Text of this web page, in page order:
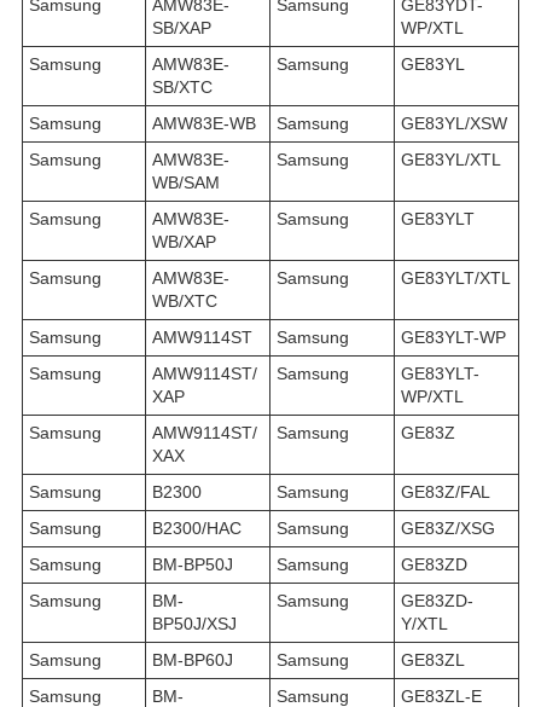
Samsung
AMW83E-
SB/XAP
Samsung
GE83YDT-
WP/XTL
Samsung
AMW83E-
SB/XTC
Samsung GE83YL
Samsung AMW83E-WB Samsung
GE83YL/XSW
Samsung
AMW83E-
WB/SAM
Samsung GE83YL/XTL
Samsung
AMW83E-
WB/XAP
Samsung GE83YLT
Samsung
AMW83E-
WB/XTC
Samsung GE83YLT/XTL
Samsung AMW9114ST Samsung
GE83YLT-WP
Samsung
AMW9114ST/
XAP
Samsung
GE83YLT-
WP/XTL
Samsung
AMW9114ST/
XAX
Samsung GE83Z
Samsung B2300 Samsung
GE83Z/FAL
Samsung
B2300/HAC Samsung
GE83Z/XSG
Samsung
BM-BP50J Samsung
GE83ZD
Samsung
BM-
BP50J/XSJ
Samsung
GE83ZD-
Y/XTL
Samsung
BM-BP60J Samsung
GE83ZL
Samsung
BM-
Samsung GE83ZL-E